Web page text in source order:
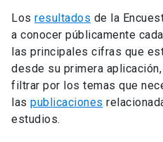
Los resultados de la
a conocer públicamente
las principales cifras que
desde su primera
filtrar por los temas que
las publicaciones
estudios.